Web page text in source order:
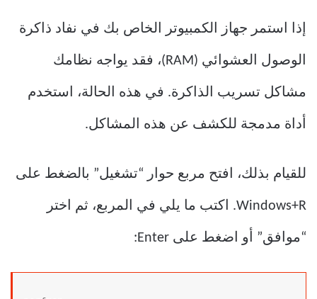
إذا استمر جهاز الكمبيوتر الخاص بك في نفاد ذاكرة
الوصول العشوائي (RAM)، فقد يواجه نظامك
مشاكل تسريب الذاكرة. في هذه الحالة، استخدم
أداة مدمجة للكشف عن هذه المشاكل.
للقيام بذلك، افتح مربع حوار “تشغيل” بالضغط على
Windows+R. اكتب ما يلي في المربع، ثم اختر
“موافق” أو اضغط على Enter: